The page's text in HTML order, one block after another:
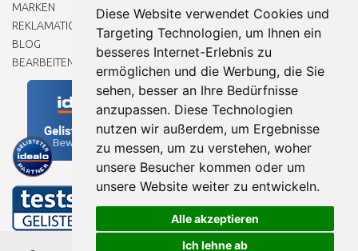
Diese Website verwendet Cookies und
Targeting Technologien, um Ihnen ein
besseres Internet-Erlebnis zu
ermöglichen und die Werbung, die Sie
sehen, besser an Ihre Bedürfnisse
anzupassen. Diese Technologien
nutzen wir außerdem, um Ergebnisse
zu messen, um zu verstehen, woher
unsere Besucher kommen oder um
unsere Website weiter zu entwickeln.
Alle akzeptieren
Ich lehne ab
MARKEN
REKLAMATIONEN UND RETOUREN
BLOG
BEARBEITEN SIE MEINE COOKIE-EINSTELLUNGEN